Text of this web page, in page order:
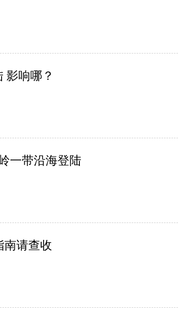
影响哪？
一带沿海登陆
南请查收